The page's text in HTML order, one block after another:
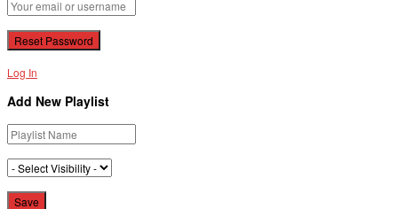
Log In
Add New Playlist